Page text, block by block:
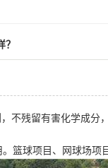
不残留有害化学成分
篮球项目、网球场项